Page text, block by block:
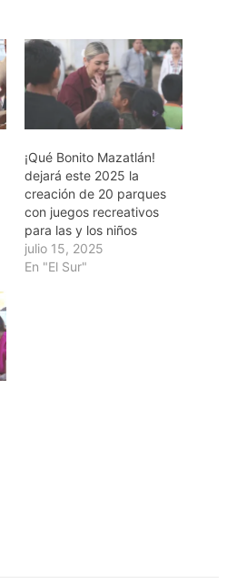
¡Qué Bonito Mazatlán!
dejará este 2025 la
creación de 20 parques
con juegos recreativos
para las y los niños
julio 15, 2025
En "El Sur"